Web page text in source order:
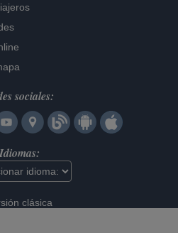
sociales:
clásica